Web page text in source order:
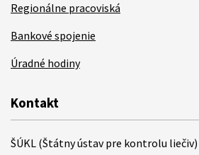
Regionálne pracoviská
Bankové spojenie
Úradné hodiny
Kontakt
ŠÚKL (Štátny ústav pre kontrolu liečiv)